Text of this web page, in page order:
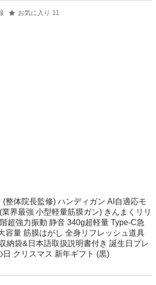
お気に入り 11
整体院長監修) ハンディガン AI自適応モ
界最強 小型軽量筋膜ガン) きんまくリリ
超強力振動 静音 340g超軽量 Type-C急
容量 筋膜はがし 全身リフレッシュ道具
納袋&日本語取扱説明書付き 誕生日プレ
日 クリスマス 新年ギフト (黒)